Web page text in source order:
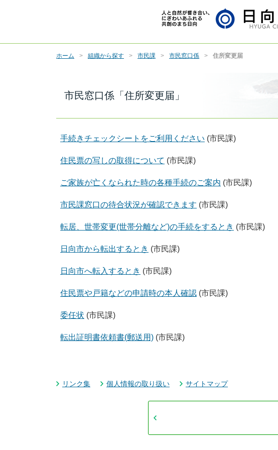
ホーム 組織から探す 市民課 市民窓口係 住所変更届
市民窓口係「住所変更届」
手続きチェックシートをご利用ください (市民課)
住民票の写しの取得について (市民課)
ご家族が亡くなられた時の各種手続のご案内 (市民課)
市民課窓口の待合状況が確認できます (市民課)
転居、世帯変更(世帯分離など)の手続をするとき (市民課)
日向市から転出するとき (市民課)
日向市へ転入するとき (市民課)
住民票や戸籍などの申請時の本人確認 (市民課)
委任状 (市民課)
転出証明書依頼書(郵送用) (市民課)
リンク集 個人情報の取り扱い サイトマップ